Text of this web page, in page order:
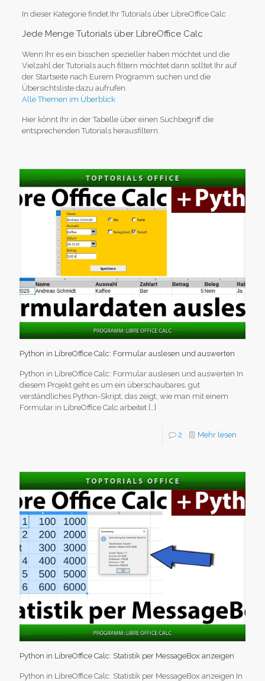
In dieser Kategorie findet Ihr Tutorials über LibreOffice Calc
Jede Menge Tutorials über LibreOffice Calc
Wenn Ihr es ein bisschen spezieller haben möchtet und die
Vielzahl der Tutorials auch filtern möchtet dann solltet Ihr auf
der Startseite nach Eurem Programm suchen und die
Übersichtsliste dazu aufrufen.
Alle Themen im Überblick
Hier könnt Ihr in der Tabelle über einen Suchbegriff die
entsprechenden Tutorials herausfiltern.
Python in LibreOffice Calc: Formular auslesen und auswerten
Python in LibreOffice Calc: Formular auslesen und auswerten In
diesem Projekt geht es um ein überschaubares, gut
verständliches Python-Skript, das zeigt, wie man mit einem
Formular in LibreOffice Calc arbeitet […]
2 Mehr lesen
Python in LibreOffice Calc: Statistik per MessageBox anzeigen
Python in LibreOffice Calc: Statistik per MessageBox anzeigen In